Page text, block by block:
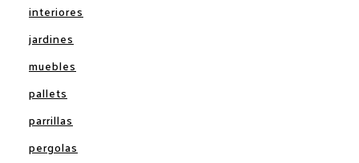
interiores
jardines
muebles
pallets
parrillas
pergolas